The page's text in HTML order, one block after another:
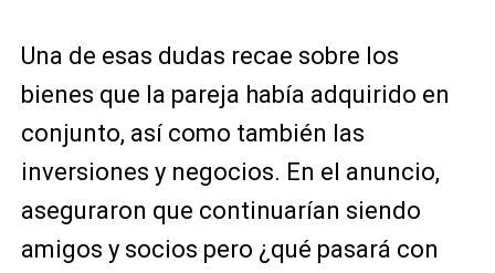
Una de esas dudas recae sobre los
bienes que la pareja había adquirido en
conjunto, así como también las
inversiones y negocios. En el anuncio,
aseguraron que continuarían siendo
amigos y socios pero ¿qué pasará con